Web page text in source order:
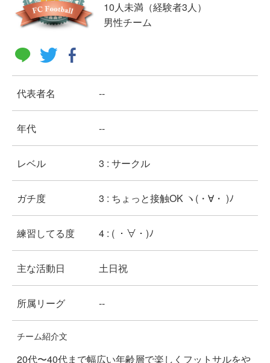
10人未満（経験者3人）
男性チーム
代表者名 --
年代 --
レベル 3 : サークル
ガチ度 3 : ちょっと接触OK ヽ(・∀・ )ﾉ
練習してる度 4 : ( ・∀・)ﾉ
主な活動日 土日祝
所属リーグ --
チーム紹介文
20代〜40代まで幅広い年齢層で楽しくフットサルをや